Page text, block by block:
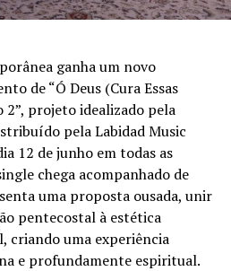
ganha um novo
de “Ó Deus (Cura Essas
2”, projeto idealizado pela
pela Labidad Music
12 de junho em todas as
chega acompanhado de
uma proposta ousada, unir
pentecostal à estética
criando uma experiência
e profundamente espiritual.